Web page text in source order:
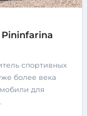
Pininfarina
более века
для